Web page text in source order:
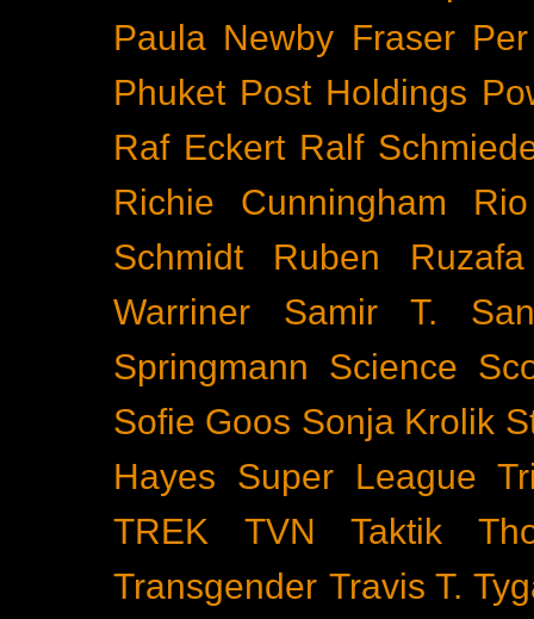
Paula Newby Fraser
Phuket Post Holdings
Raf Eckert Ralf
Richie Cunningham
Rio
Schmidt
Ruben Ruzafa
Warriner
Samir T.
Springmann
Science
Sofie Goos Sonja Krolik
Hayes
Super League
TREK
TVN Taktik
Transgender Travis T.